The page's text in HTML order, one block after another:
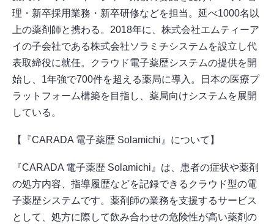
理・新卒採用業務・新卒研修などを担当。延べ1000名以
上の薬剤師と携わる。2018年に、株式会社エムティーア
イの子会社である株式会社ソラミチシステムを設立し代
表取締役に就任。クラウド電子薬歴システムの提供を開
始し、1年強で700件を超える薬局に導入。日本の医療プ
ラットフォーム構築を目指し、薬局向けシステムを展開
している。
【『CARADA 電子薬歴 Solamichi』について】
『CARADA 電子薬歴 Solamichi』は、患者の症状や薬剤
の処方内容、指導履歴などを記録できるクラウド型の電
子薬歴システムです。薬剤師の業務を支援するサービス
として、処方に際して飲み合わせの危険性が高い薬剤の